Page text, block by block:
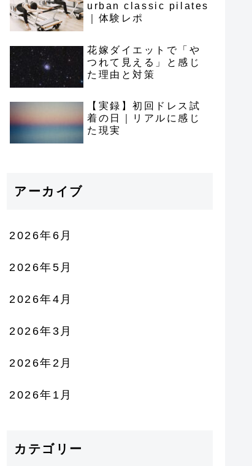
urban classic pilates
｜体験レポ
花嫁ダイエットで「や
つれて見える」と感じ
た理由と対策
【実録】初回ドレス試
着の日｜リアルに感じ
た現実
アーカイブ
2026年6月
2026年5月
2026年4月
2026年3月
2026年2月
2026年1月
カテゴリー